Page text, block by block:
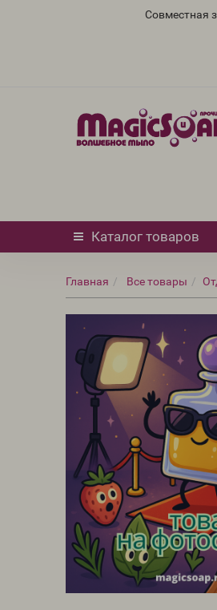
Совместная
Каталог товаров
Главная Все товары